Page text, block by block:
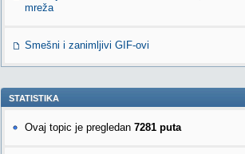
mreža
Smešni i zanimljivi GIF-ovi
STATISTIKA
Ovaj topic je pregledan 7281 puta